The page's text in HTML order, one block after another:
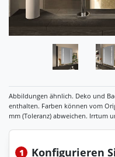
1 Konfigurieren